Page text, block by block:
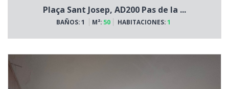
Plaça Sant Josep, AD200 Pas de la ...
BAÑOS:1 M²: 50 HABITACIONES:1